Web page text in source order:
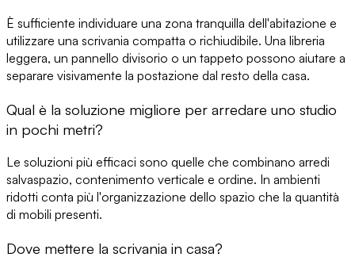
È sufficiente individuare una zona tranquilla dell'abitazione e
utilizzare una scrivania compatta o richiudibile. Una libreria
leggera, un pannello divisorio o un tappeto possono aiutare a
separare visivamente la postazione dal resto della casa.
Qual è la soluzione migliore per arredare uno studio
in pochi metri?
Le soluzioni più efficaci sono quelle che combinano arredi
salvaspazio, contenimento verticale e ordine. In ambienti
ridotti conta più l'organizzazione dello spazio che la quantità
di mobili presenti.
Dove mettere la scrivania in casa?